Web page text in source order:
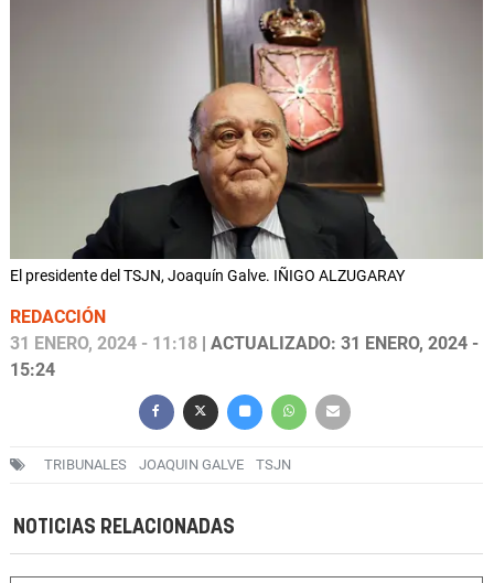
El presidente del TSJN, Joaquín Galve. IÑIGO ALZUGARAY
REDACCIÓN
31 ENERO, 2024 - 11:18 | ACTUALIZADO: 31 ENERO, 2024 -
15:24
TRIBUNALES JOAQUIN GALVE TSJN
NOTICIAS RELACIONADAS